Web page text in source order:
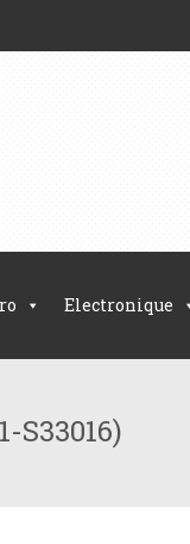
Electronique
S33016)